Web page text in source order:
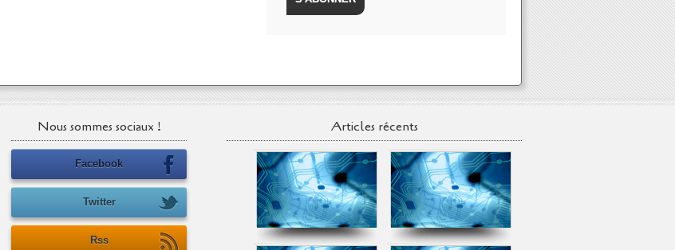
Nous sommes sociaux !
Facebook
Twitter
Rss
Articles récents